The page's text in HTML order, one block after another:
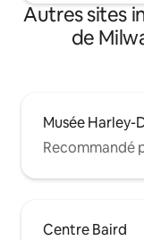
Autres sites
de
Musée Harley-
Recommandé
Centre Baird